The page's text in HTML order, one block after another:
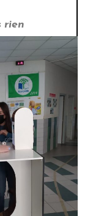
rien